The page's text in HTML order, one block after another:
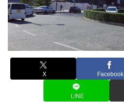
X Facebook
LINE